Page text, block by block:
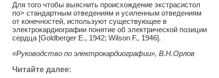
Для того чтобы выяснить происхождение экстрасистол
по> стандартным отведениям и усиленным отведениям
от конечностей, используют существующее в
электрокардиографии понятие об электрической позиции
сердца [Goldberger E., 1942; Wilson F., 1946].
«Руководство по электрокардиографии», В.Н.Орлов
Читайте далее: